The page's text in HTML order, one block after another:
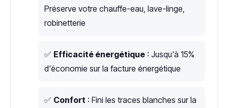
Préserve votre chauffe-eau, lave-linge,
robinetterie
✅ Efficacité énergétique : Jusqu'à 15%
d'économie sur la facture énergétique
✅ Confort : Fini les traces blanches sur la